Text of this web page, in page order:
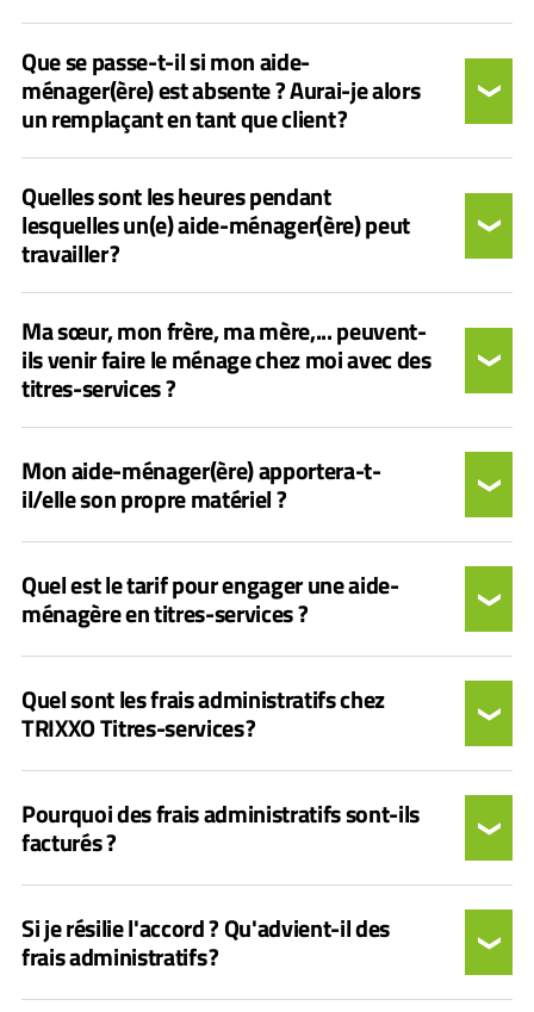
Que se passe-t-il si mon aide-
ménager(ère) est absente ? Aurai-je alors
un remplaçant en tant que client ?
Quelles sont les heures pendant
lesquelles un(e) aide-ménager(ère) peut
travailler ?
Ma sœur, mon frère, ma mère,... peuvent-
ils venir faire le ménage chez moi avec des
titres-services ?
Mon aide-ménager(ère) apportera-t-
il/elle son propre matériel ?
Quel est le tarif pour engager une aide-
ménagère en titres-services ?
Quel sont les frais administratifs chez
TRIXXO Titres-services ?
Pourquoi des frais administratifs sont-ils
facturés ?
Si je résilie l'accord ? Qu'advient-il des
frais administratifs ?